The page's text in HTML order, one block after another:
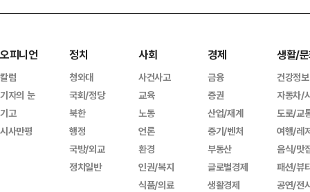
오피니언
칼럼
기자의 눈
기고
시사만평
정치
청와대
국회/정당
북한
행정
국방/외교
정치일반
사회
사건사고
교육
노동
언론
환경
인권/복지
식품/의료
경제
금융
증권
산업/재계
중기/벤처
부동산
글로벌경제
생활경제
생활/
건강정보
자동차/
도로/교
여행/레
음식/맛
패션/뷰
공연/전